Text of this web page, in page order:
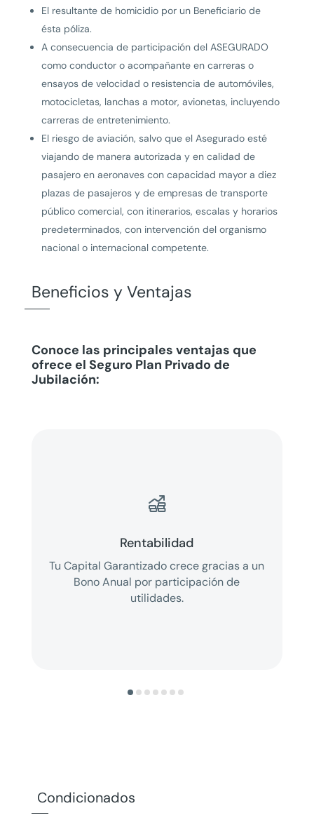
El resultante de homicidio por un Beneficiario de
ésta póliza.
A consecuencia de participación del ASEGURADO
como conductor o acompañante en carreras o
ensayos de velocidad o resistencia de automóviles,
motocicletas, lanchas a motor, avionetas, incluyendo
carreras de entretenimiento.
El riesgo de aviación, salvo que el Asegurado esté
viajando de manera autorizada y en calidad de
pasajero en aeronaves con capacidad mayor a diez
plazas de pasajeros y de empresas de transporte
público comercial, con itinerarios, escalas y horarios
predeterminados, con intervención del organismo
nacional o internacional competente.
Beneficios y Ventajas
Conoce las principales ventajas que
ofrece el Seguro Plan Privado de
Jubilación:

Rentabilidad
Tu Capital Garantizado crece gracias a un
Bono Anual por participación de
utilidades.
Condicionados